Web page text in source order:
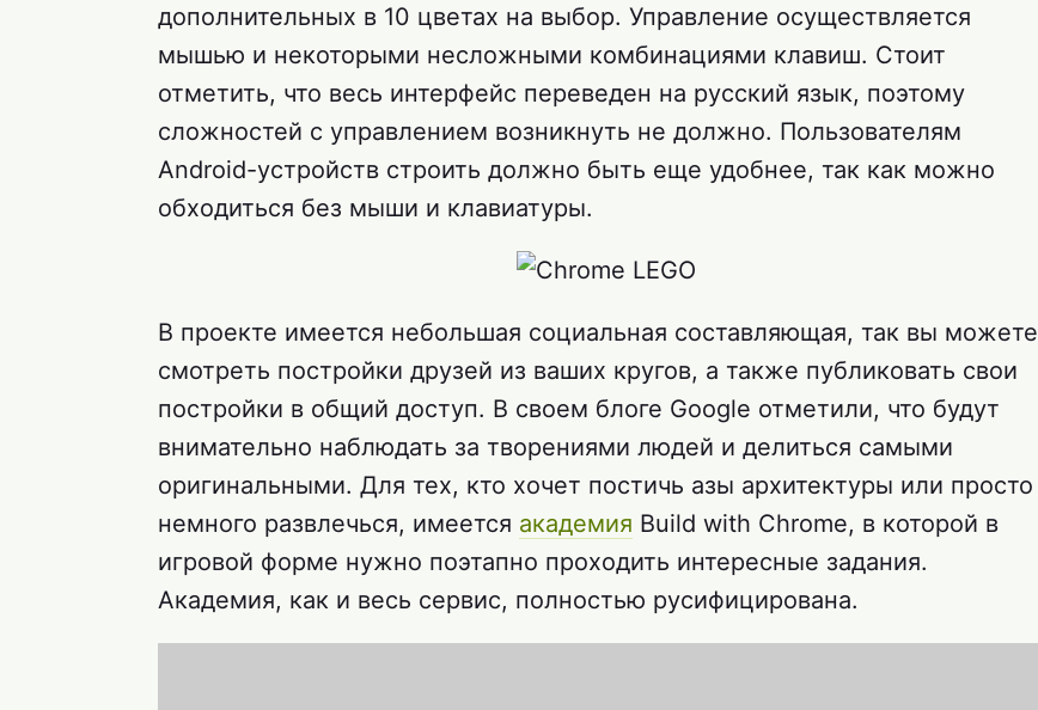
дополнительных в 10 цветах на выбор. Управление осуществляется
мышью и некоторыми несложными комбинациями клавиш. Стоит
отметить, что весь интерфейс переведен на русский язык, поэтому
сложностей с управлением возникнуть не должно. Пользователям
Android-устройств строить должно быть еще удобнее, так как можно
обходиться без мыши и клавиатуры.
В проекте имеется небольшая социальная составляющая, так вы можете
смотреть постройки друзей из ваших кругов, а также публиковать свои
постройки в общий доступ. В своем блоге Google отметили, что будут
внимательно наблюдать за творениями людей и делиться самыми
оригинальными. Для тех, кто хочет постичь азы архитектуры или просто
немного развлечься, имеется академия Build with Chrome, в которой в
игровой форме нужно поэтапно проходить интересные задания.
Академия, как и весь сервис, полностью русифицирована.